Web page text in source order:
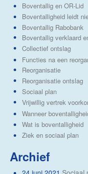
Boventallig en OR-Lid
Boventalligheid leidt
Boventallig Rabobank
Boventallig verklaard
Collectief ontslag
Functies na een
Reorganisatie
Reorganisatie ontslag
Sociaal plan
Vrijwillig vertrek
Wanneer
Wat is boventalligheid
Ziek en sociaal plan
Archief